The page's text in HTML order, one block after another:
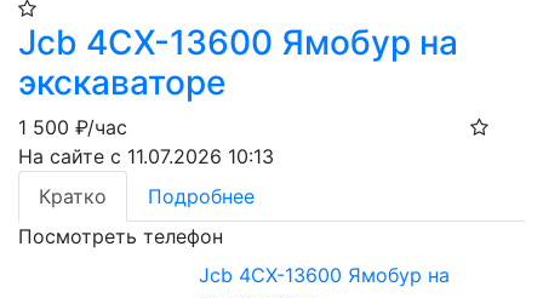
Jcb 4CX-13600 Ямобур на
экскаваторе
1 500 ₽/час
На сайте с 11.07.2026 10:13
Кратко
Подробнее
Посмотреть телефон
Jcb 4CX-13600 Ямобур на